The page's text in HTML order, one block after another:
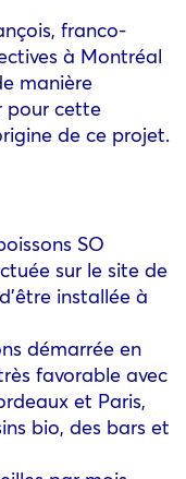
franco-
à Montréal
manière
pour cette
de ce projet.
SO
sur le site de
installée à
démarrée en
favorable avec
et Paris,
bio, des bars et